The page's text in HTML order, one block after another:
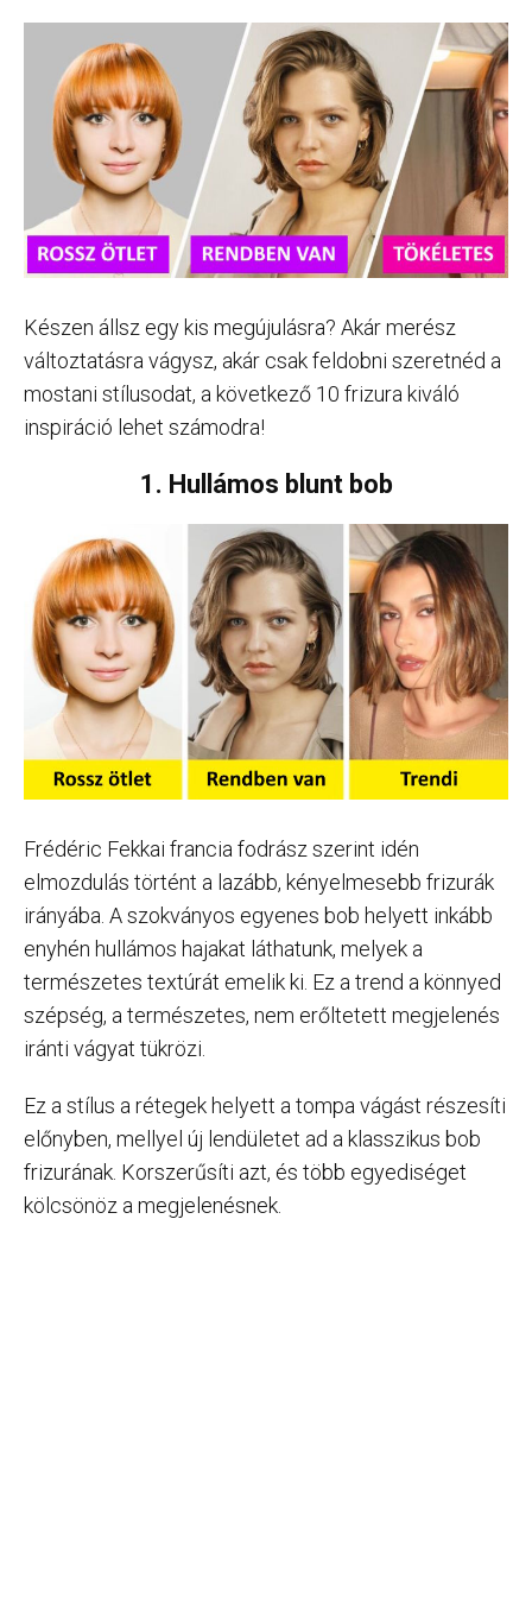
Készen állsz egy kis megújulásra? Akár merész
változtatásra vágysz, akár csak feldobni szeretnéd a
mostani stílusodat, a következő 10 frizura kiváló
inspiráció lehet számodra!
1. Hullámos blunt bob
Frédéric Fekkai francia fodrász szerint idén
elmozdulás történt a lazább, kényelmesebb frizurák
irányába. A szokványos egyenes bob helyett inkább
enyhén hullámos hajakat láthatunk, melyek a
természetes textúrát emelik ki. Ez a trend a könnyed
szépség, a természetes, nem erőltetett megjelenés
iránti vágyat tükrözi.
Ez a stílus a rétegek helyett a tompa vágást részesíti
előnyben, mellyel új lendületet ad a klasszikus bob
frizurának. Korszerűsíti azt, és több egyediséget
kölcsönöz a megjelenésnek.